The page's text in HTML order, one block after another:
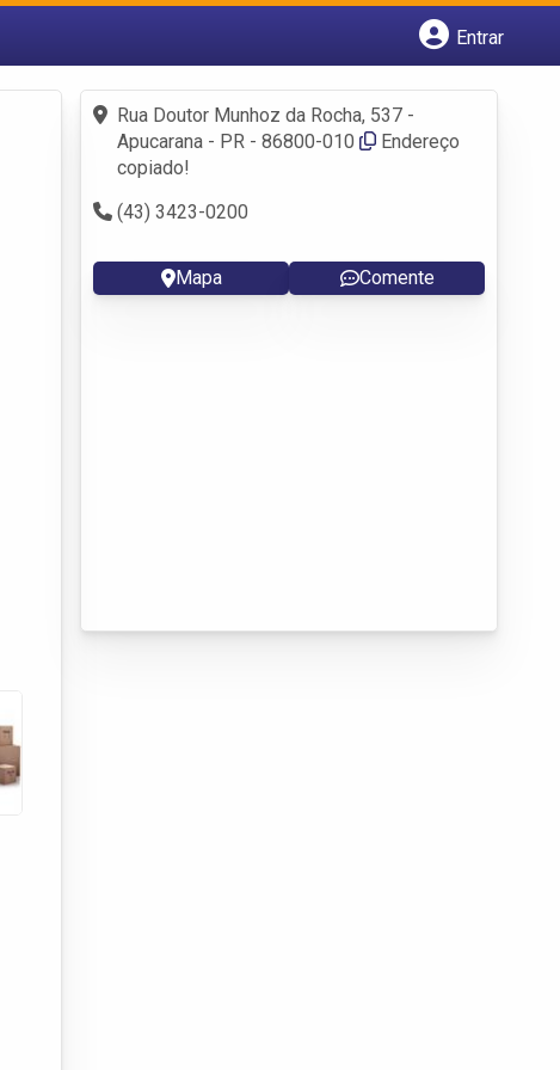
Entrar
Fazer login
Criar conta
Rua Doutor Munhoz da Rocha, 537 -
Apucarana - PR - 86800-010
Endereço
copiado!
(43) 3423-0200
Mapa Comente